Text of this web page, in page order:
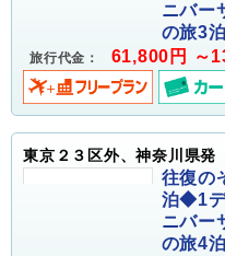
ニバー
の旅3
旅行代金： 61,800円 ～
東京２３区外、神奈川県発
往復の
泊◆1
ニバー
の旅4